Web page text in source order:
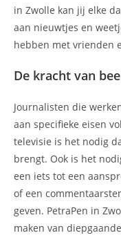
in Zwolle kan jij elke
aan nieuwtjes en
hebben met vrienden
De kracht van
Journalisten die
aan specifieke eisen
televisie is het nodig
brengt. Ook is het
een iets tot een
of een
geven. PetraPen in
maken van